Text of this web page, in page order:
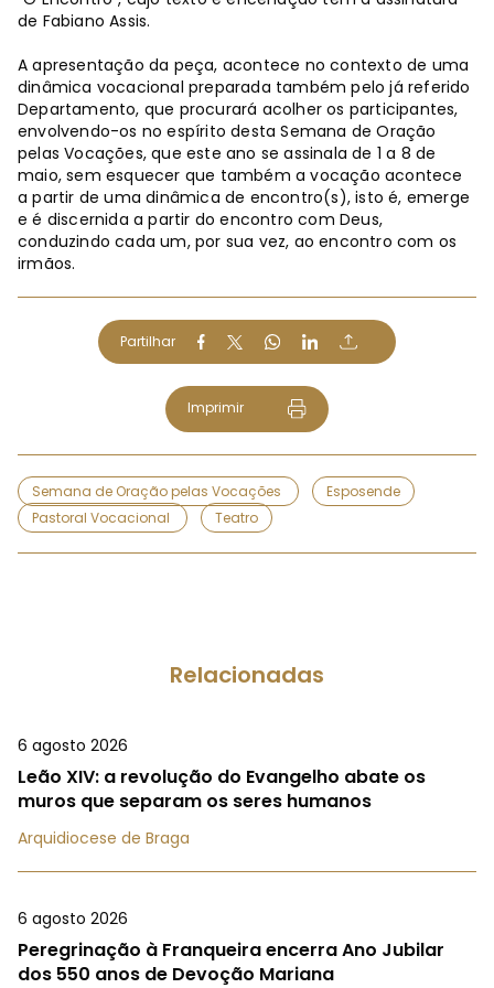
de Fabiano Assis.
A apresentação da peça, acontece no contexto de uma
dinâmica vocacional preparada também pelo já referido
Departamento, que procurará acolher os participantes,
envolvendo-os no espírito desta Semana de Oração
pelas Vocações, que este ano se assinala de 1 a 8 de
maio, sem esquecer que também a vocação acontece
a partir de uma dinâmica de encontro(s), isto é, emerge
e é discernida a partir do encontro com Deus,
conduzindo cada um, por sua vez, ao encontro com os
irmãos.
Partilhar
Imprimir
Semana de Oração pelas Vocações
Esposende
Pastoral Vocacional
Teatro
Relacionadas
6 agosto 2026
Leão XIV: a revolução do Evangelho abate os
muros que separam os seres humanos
Arquidiocese de Braga
6 agosto 2026
Peregrinação à Franqueira encerra Ano Jubilar
dos 550 anos de Devoção Mariana